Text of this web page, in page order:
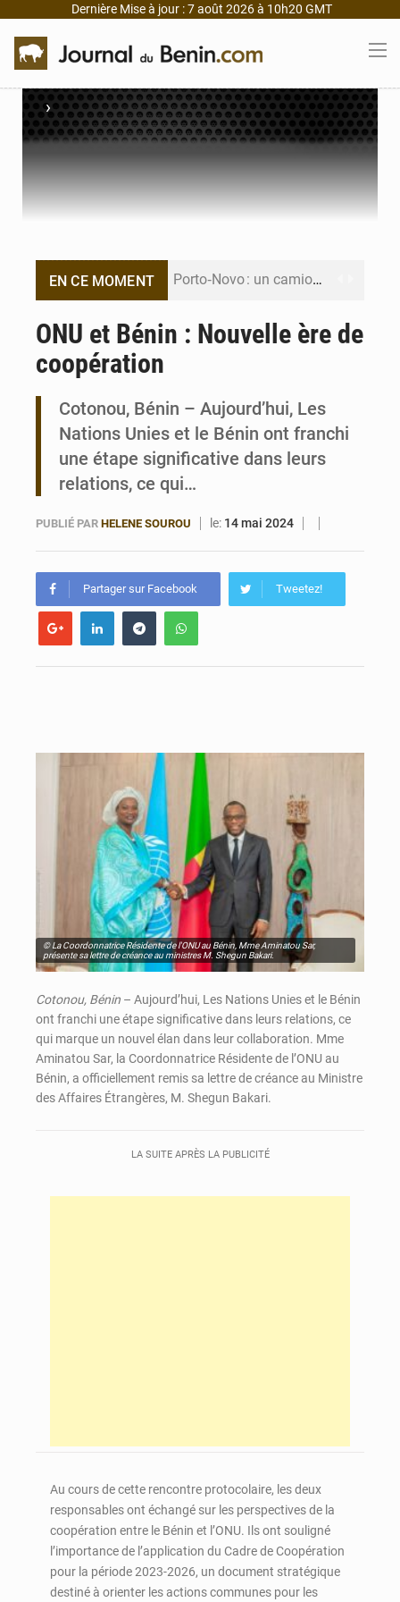
Dernière Mise à jour : 7 août 2026 à 10h20 GMT
›
EN CE MOMENT Porto‑Novo : un camion de produits pétroliers embrase Avakpa
Bénin : Le CEG La Verdure de Ouèdo fait sa mue pour la rentrée
ONU et Bénin : Nouvelle ère de
coopération
Cotonou, Bénin – Aujourd’hui, Les
Nations Unies et le Bénin ont franchi
une étape significative dans leurs
relations, ce qui…
PUBLIÉ PAR HELENE SOUROU le: 14 mai 2024
Partager sur Facebook Tweetez!
© La Coordonnatrice Résidente de l'ONU au Bénin, Mme Aminatou Sar,
présente sa lettre de créance au ministres M. Shegun Bakari.
Cotonou, Bénin – Aujourd’hui, Les Nations Unies et le Bénin
ont franchi une étape significative dans leurs relations, ce
qui marque un nouvel élan dans leur collaboration. Mme
Aminatou Sar, la Coordonnatrice Résidente de l’ONU au
Bénin, a officiellement remis sa lettre de créance au Ministre
des Affaires Étrangères, M. Shegun Bakari.
LA SUITE APRÈS LA PUBLICITÉ
Au cours de cette rencontre protocolaire, les deux
responsables ont échangé sur les perspectives de la
coopération entre le Bénin et l’ONU. Ils ont souligné
l’importance de l’application du Cadre de Coopération
pour la période 2023-2026, un document stratégique
destiné à orienter les actions communes pour les